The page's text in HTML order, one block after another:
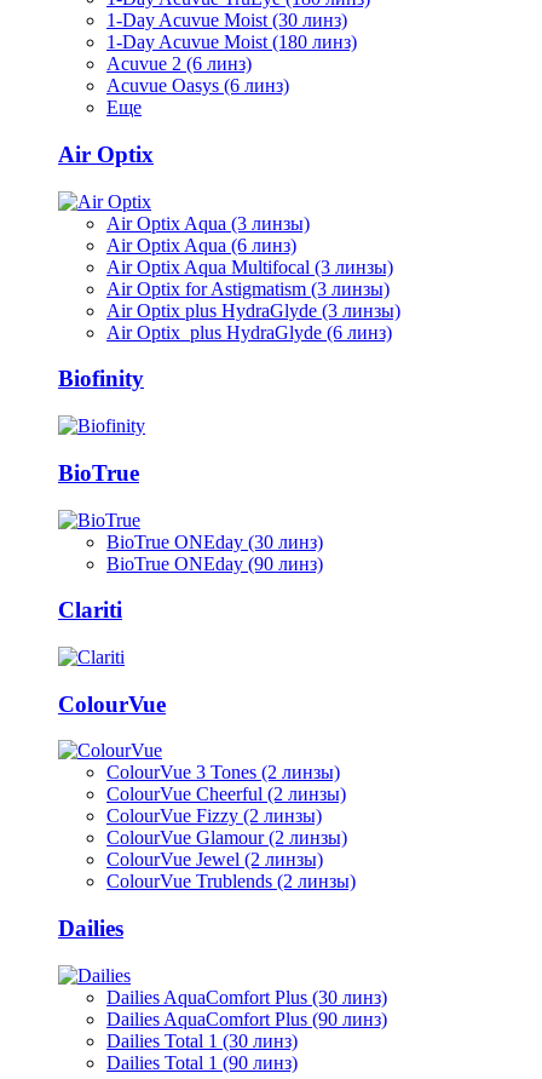
1-Day Acuvue Moist (30 линз)
1-Day Acuvue Moist (180 линз)
Acuvue 2 (6 линз)
Acuvue Oasys (6 линз)
Еще
Air Optix
Air Optix Aqua (3 линзы)
Air Optix Aqua (6 линз)
Air Optix Aqua Multifocal (3 линзы)
Air Optix for Astigmatism (3 линзы)
Air Optix plus HydraGlyde (3 линзы)
Air Optix plus HydraGlyde (6 линз)
Biofinity
BioTrue
BioTrue ONEday (30 линз)
BioTrue ONEday (90 линз)
Clariti
ColourVue
ColourVue 3 Tones (2 линзы)
ColourVue Cheerful (2 линзы)
ColourVue Fizzy (2 линзы)
ColourVue Glamour (2 линзы)
ColourVue Jewel (2 линзы)
ColourVue Trublends (2 линзы)
Dailies
Dailies AquaComfort Plus (30 линз)
Dailies AquaComfort Plus (90 линз)
Dailies Total 1 (30 линз)
Dailies Total 1 (90 линз)